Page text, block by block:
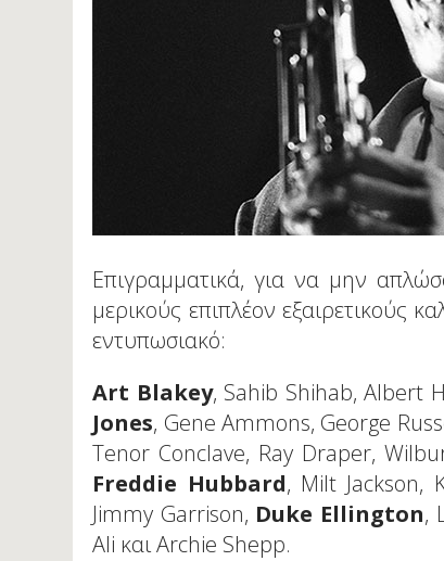
Επιγραμματικά, για να μην
μερικούς επιπλέον εξαιρετικούς
εντυπωσιακό:
Art Blakey, Sahib Shihab, Albert
Jones, Gene Ammons, George
Tenor Conclave, Ray Draper,
Freddie Hubbard, Milt Jackson,
Jimmy Garrison, Duke Ellington,
Ali και Archie Shepp.